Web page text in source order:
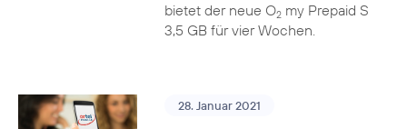
bietet der neue O2my Prepaid S
3,5 GB für vier Wochen.
28. Januar 2021